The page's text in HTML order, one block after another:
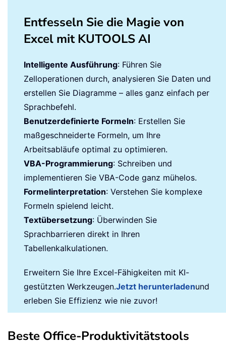
Entfesseln Sie die Magie von
Excel mit KUTOOLS AI
Intelligente Ausführung: Führen Sie
Zelloperationen durch, analysieren Sie Daten und
erstellen Sie Diagramme – alles ganz einfach per
Sprachbefehl.
Benutzerdefinierte Formeln: Erstellen Sie
maßgeschneiderte Formeln, um Ihre
Arbeitsabläufe optimal zu optimieren.
VBA-Programmierung: Schreiben und
implementieren Sie VBA-Code ganz mühelos.
Formelinterpretation: Verstehen Sie komplexe
Formeln spielend leicht.
Textübersetzung: Überwinden Sie
Sprachbarrieren direkt in Ihren
Tabellenkalkulationen.
Erweitern Sie Ihre Excel-Fähigkeiten mit KI-
gestützten Werkzeugen.Jetzt herunterladenund
erleben Sie Effizienz wie nie zuvor!
Beste Office-Produktivitätstools